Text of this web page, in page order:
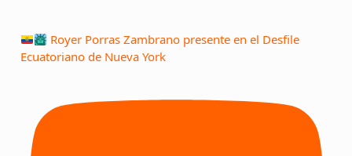
Royer Porras Zambrano presente en el Desfile
Ecuatoriano de Nueva York